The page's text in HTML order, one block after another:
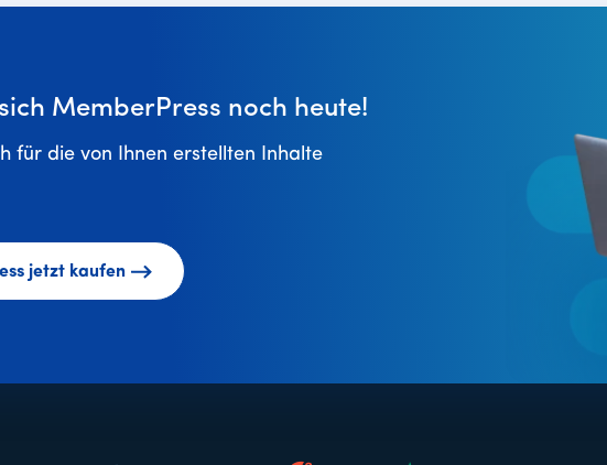
MemberPress noch heute!
für die von Ihnen erstellten Inhalte
jetzt kaufen